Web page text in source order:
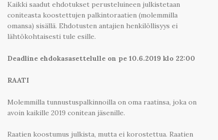
Kaikki saadut ehdotukset perusteluineen julkistetaan
coniteasta koostettujen palkintoraatien (molemmilla
omansa) sisällä. Ehdotusten antajien henkilöllisyys ei
lähtökohtaisesti tule esille.
Deadline ehdokasasettelulle on pe 10.6.2019 klo 22:00
RAATI
Molemmilla tunnustuspalkinnoilla on oma raatinsa, joka on
avoin kaikille 2019 conitean jäsenille.
Raatien koostumus julkista, mutta ei korostettua. Raatien